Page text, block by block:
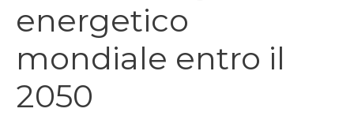
energetico
mondiale entro il
2050